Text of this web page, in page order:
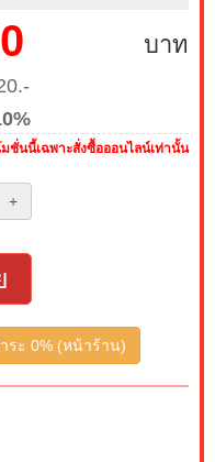
บาท
มชั่นนี้เฉพาะสั่งซื้อออนไลน์เท่านั้น
+
ระ 0% (หน้าร้าน)